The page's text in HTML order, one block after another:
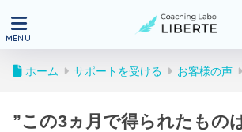
ホーム サポートを受ける お客様の声
”この3ヵ月で得られたもの